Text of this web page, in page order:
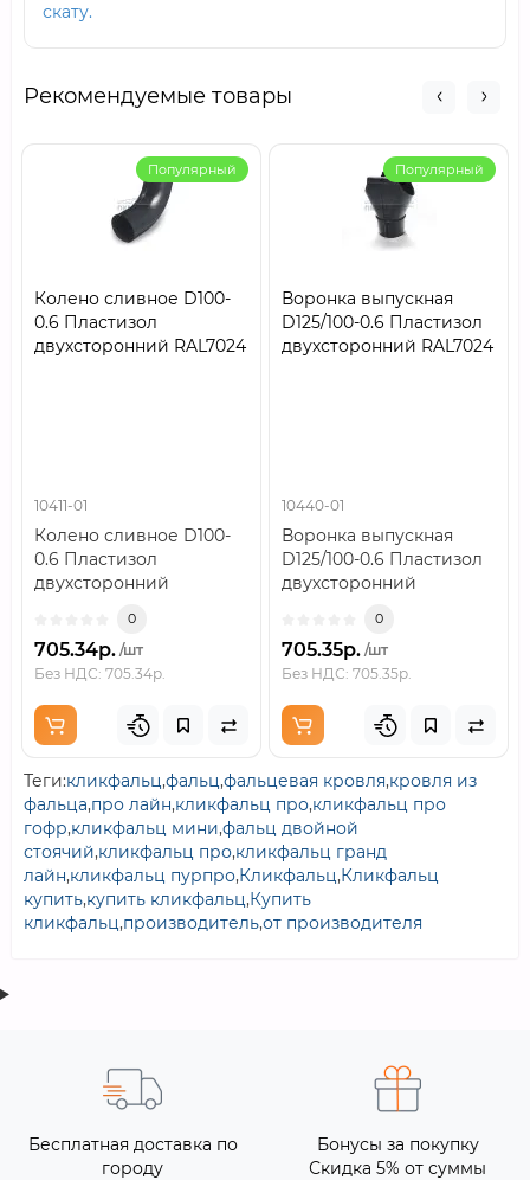
скату.
Рекомендуемые товары
Популярный
Колено сливное D100-
0.6 Пластизол
двухсторонний RAL7024
10411-01
Колено сливное D100-
0.6 Пластизол
двухсторонний
0
705.34р. /шт
Без НДС: 705.34р.
Популярный
Воронка выпускная
D125/100-0.6 Пластизол
двухсторонний RAL7024
10440-01
Воронка выпускная
D125/100-0.6 Пластизол
двухсторонний
0
705.35р. /шт
Без НДС: 705.35р.
Теги:кликфальц,фальц,фальцевая кровля,кровля из
фальца,про лайн,кликфальц про,кликфальц про
гофр,кликфальц мини,фальц двойной
стоячий,кликфальц про,кликфальц гранд
лайн,кликфальц пурпро,Кликфальц,Кликфальц
купить,купить кликфальц,Купить
кликфальц,производитель,от производителя
Бесплатная доставка по
городу
Бонусы за покупку
Скидка 5% от суммы